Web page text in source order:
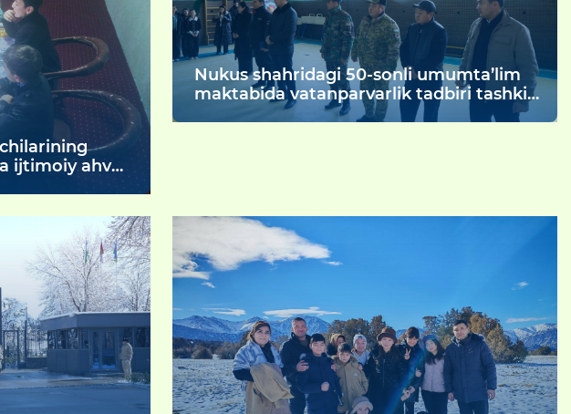
ijtimoiy ahvoli
Nukus shahridagi 50-sonli umumta’lim
maktabida vatanparvarlik tadbiri tashkil